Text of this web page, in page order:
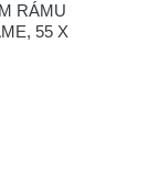
RÁMU
55 X